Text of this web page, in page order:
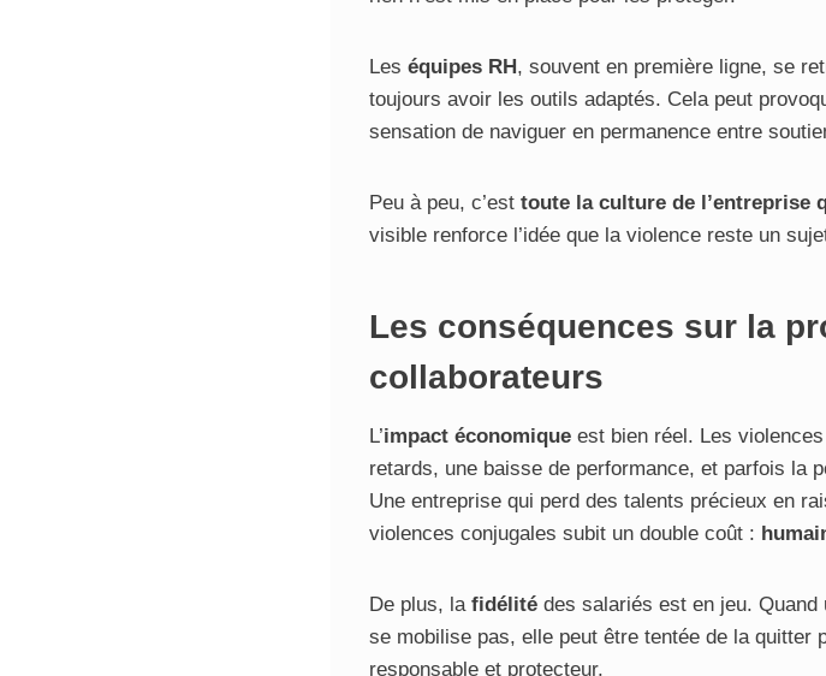
Les équipes RH , souvent en première ligne, se
toujours avoir les outils adaptés. Cela peut
sensation de naviguer en permanence entre
Peu à peu, c’est toute la culture de l’entreprise
visible renforce l’idée que la violence reste un
Les conséquences sur la
collaborateurs
L’impact économique est bien réel. Les
retards, une baisse de performance, et parfois la
Une entreprise qui perd des talents précieux en
violences conjugales subit un double coût :
De plus, la fidélité des salariés est en jeu.
se mobilise pas, elle peut être tentée de la quitter
responsable et protecteur.